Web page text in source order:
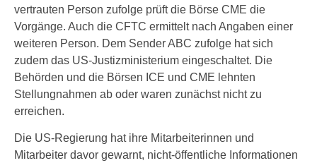
vertrauten Person zufolge prüft die Börse CME die
Vorgänge. Auch die CFTC ermittelt nach Angaben einer
weiteren Person. Dem Sender ABC zufolge hat sich
zudem das US-Justizministerium eingeschaltet. Die
Behörden und die Börsen ICE und CME lehnten
Stellungnahmen ab oder waren zunächst nicht zu
erreichen.
Die US-Regierung hat ihre Mitarbeiterinnen und
Mitarbeiter davor gewarnt, nicht-öffentliche Informationen